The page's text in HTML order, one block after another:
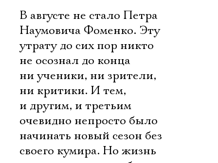
В августе не стало Петра
Наумовича Фоменко. Эту
утрату до сих пор никто
не осознал до конца 
ни ученики, ни зрители,
ни критики. И тем,
и другим, и третьим
очевидно непросто было
начинать новый сезон без
своего кумира. Но жизнь